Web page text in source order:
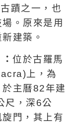
蹟之一，也
。原來是用
建築。
位於古羅馬
上，為
主曆82年建
尺 ，深6公
旋門，其上有